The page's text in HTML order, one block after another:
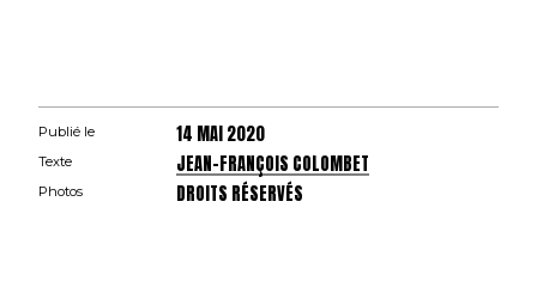
Publié le 14 MAI 2020
Texte JEAN-FRANÇOIS COLOMBET
Photos DROITS RÉSERVÉS